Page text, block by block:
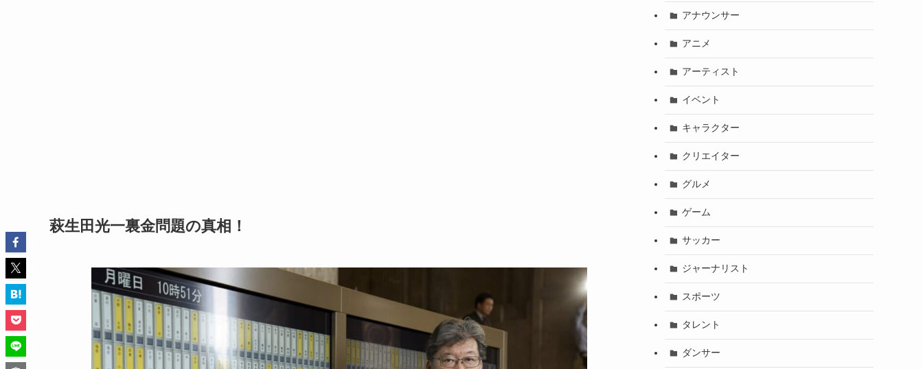
萩生田光一裏金問題の真相！
アナウンサー
アニメ
アーティスト
イベント
キャラクター
クリエイター
グルメ
ゲーム
サッカー
ジャーナリスト
スポーツ
タレント
ダンサー